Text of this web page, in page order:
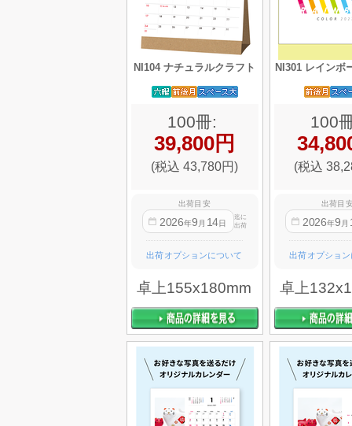
NI104 ナチュラルクラフト
100冊:
39,800円
(税込 43,780円)
出荷目安
2026年9 月 14日
迄に
出荷
出荷オプションについて
卓上155x180mm
NI301 レインボ
100
(税込
出荷目
2026年9 月
出荷オプショ
卓上